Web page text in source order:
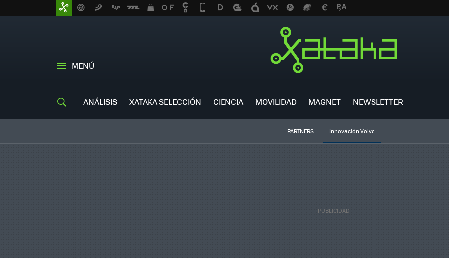
MENÚ
ANÁLISIS XATAKA SELECCIÓN CIENCIA MOVILIDAD MAGNET NEWSLETTER
PARTNERS Innovación Volvo